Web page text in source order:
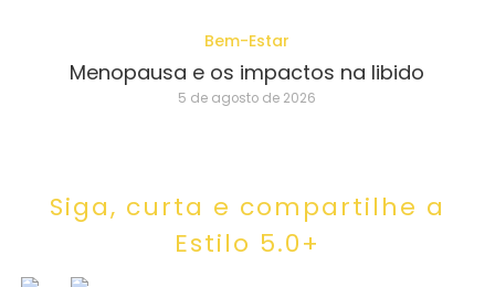
Bem-Estar
Menopausa e os impactos na libido
5 de agosto de 2026
Siga, curta e compartilhe a
Estilo 5.0+